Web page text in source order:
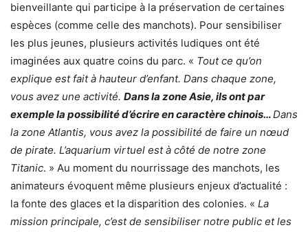
bienveillante qui participe à la préservation de certaines
espèces (comme celle des manchots). Pour sensibiliser
les plus jeunes, plusieurs activités ludiques ont été
imaginées aux quatre coins du parc. « Tout ce qu’on
explique est fait à hauteur d’enfant. Dans chaque zone,
vous avez une activité. Dans la zone Asie, ils ont par
exemple la possibilité d’écrire en caractère chinois…Dans
la zone Atlantis, vous avez la possibilité de faire un nœud
de pirate. L’aquarium virtuel est à côté de notre zone
Titanic. » Au moment du nourrissage des manchots, les
animateurs évoquent même plusieurs enjeux d’actualité :
la fonte des glaces et la disparition des colonies. « La
mission principale, c’est de sensibiliser notre public et les